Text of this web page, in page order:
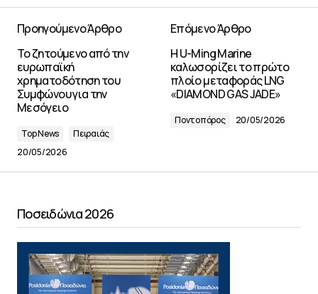
Προηγούμενο Άρθρο
Το ζητούμενο από την
ευρωπαϊκή
χρηματοδότηση του
Συμφώνου για την
Μεσόγειο
Top News
Πειραιάς
20/05/2026
Επόμενο Άρθρο
Η U-Ming Marine
καλωσορίζει το πρώτο
πλοίο μεταφοράς LNG
«DIAMOND GAS JADE»
Ποντοπόρος 20/05/2026
Ποσειδώνια 2026